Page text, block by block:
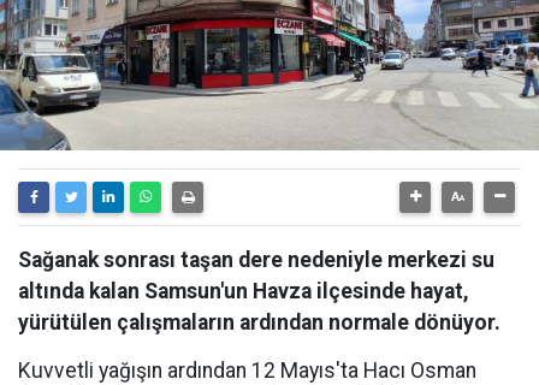
Sağanak sonrası taşan dere nedeniyle merkezi su
altında kalan Samsun'un Havza ilçesinde hayat,
yürütülen çalışmaların ardından normale dönüyor.
Kuvvetli yağışın ardından 12 Mayıs'ta Hacı Osman